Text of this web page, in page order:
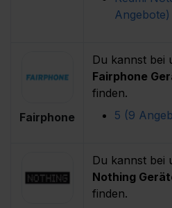
Angebote)
Fairphone
Du kannst bei
Fairphone
finden.
5 (9
Du kannst bei
Nothing
finden.